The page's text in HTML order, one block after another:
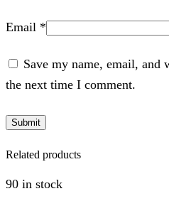
Email *
Save my name, email, and
the next time I comment.
Related products
90 in stock